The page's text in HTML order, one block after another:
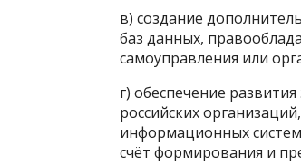
в) создание
баз данных,
самоуправления или
г) обеспечение
российских
информационных
счёт формирования и